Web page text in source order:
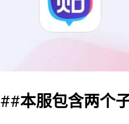
##本服包含两个子